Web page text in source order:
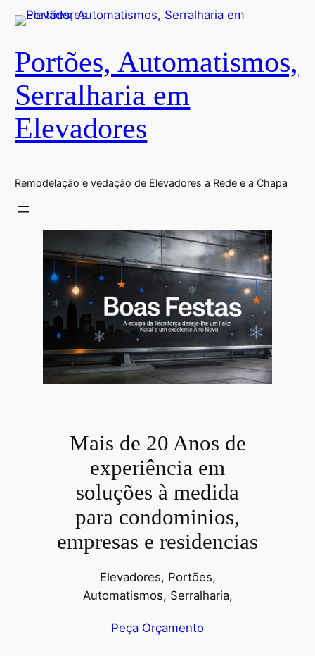
Portões, Automatismos,
Serralharia em
Elevadores
Remodelação e vedação de Elevadores a Rede e a Chapa
Mais de 20 Anos de
experiência em
soluções à medida
para condominios,
empresas e residencias
Elevadores, Portões,
Automatismos, Serralharia,
Peça Orçamento